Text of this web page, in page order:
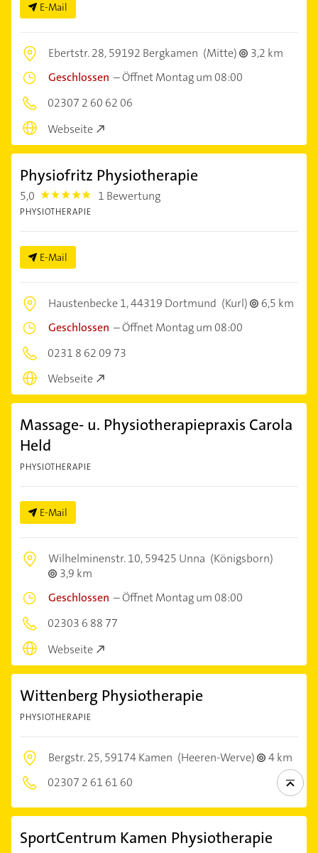
E-Mail
Ebertstr. 28,59192 Bergkamen (Mitte)
3,2 km
Geschlossen –Öffnet Montag um 08:00
02307 2 60 62 06
Webseite
Physiofritz Physiotherapie
5,0 5.0 1 Bewertung
PHYSIOTHERAPIE
E-Mail
Haustenbecke 1,44319 Dortmund (Kurl)
6,5 km
Geschlossen –Öffnet Montag um 08:00
0231 8 62 09 73
Webseite
Massage- u. Physiotherapiepraxis Carola
Held
PHYSIOTHERAPIE
E-Mail
Wilhelminenstr. 10,59425 Unna (Königsborn)
3,9 km
Geschlossen –Öffnet Montag um 08:00
02303 6 88 77
Webseite
Wittenberg Physiotherapie
PHYSIOTHERAPIE
Bergstr. 25,59174 Kamen (Heeren-Werve)
4 km
02307 2 61 61 60
SportCentrum Kamen Physiotherapie